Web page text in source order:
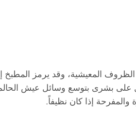
الظروف المعيشية، وقد يرمز
على بشرى بتوسع وسائل عيش
إذا كان نظيفاً.